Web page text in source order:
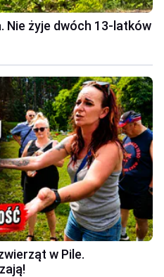
Nie żyje dwóch 13-latków
w Pile.